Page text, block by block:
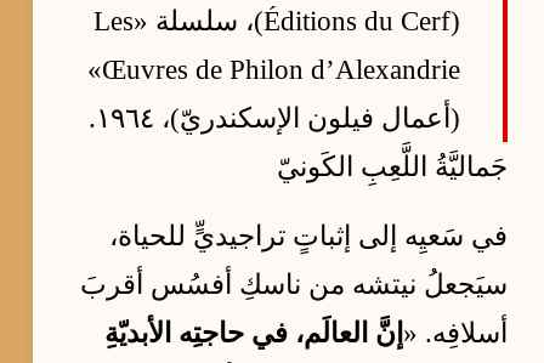
(Éditions du Cerf)، سلسلة «Les
Œuvres de Philon d’Alexandrie»
(أعمال فيلون الإسكندريّ)، ١٩٦٤.
جَماليَّةُ اللَّعِبِ الكَونيّ
في سَعيِه إلى إثباتٍ تراجيديٍّ للحياة،
سيَجعلُ نيتشه من ناسكِ أفسُس أقربَ
أسلافِه. « إنَّ العالَم، في حاجتِه الأبديّةِ